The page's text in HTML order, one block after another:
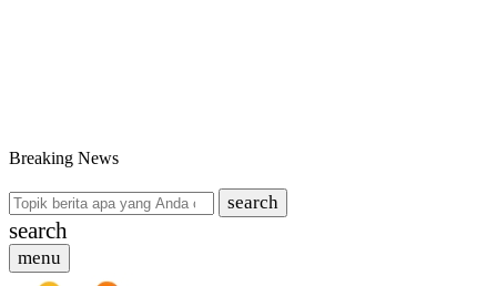
Breaking News
search
search
menu